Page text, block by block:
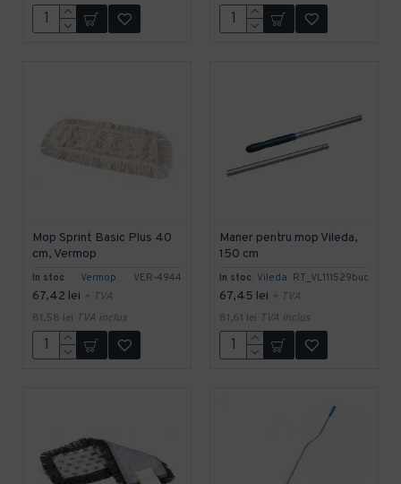
In stoc Vermop VER-4944
Mop Sprint Basic Plus 40
cm, Vermop
67,42 lei + TVA
81,58 lei TVA inclus
In stoc Vileda RT_VL111529buc
Maner pentru mop Vileda,
150 cm
67,45 lei + TVA
81,61 lei TVA inclus